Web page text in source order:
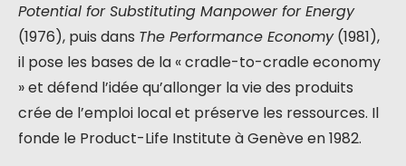
Potential for Substituting Manpower for Energy
(1976), puis dans The Performance Economy(1981),
il pose les bases de la « cradle-to-cradle economy
» et défend l’idée qu’allonger la vie des produits
crée de l’emploi local et préserve les ressources. Il
fonde le Product-Life Institute à Genève en 1982.